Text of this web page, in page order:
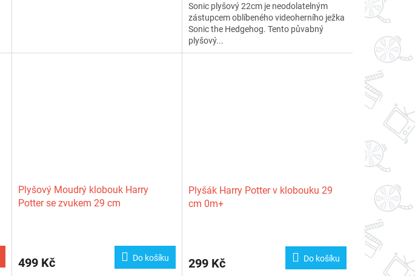
Sonic plyšový 22cm je neodolatelným
zástupcem oblíbeného videoherního ježka
Sonic the Hedgehog. Tento půvabný
plyšový...
Plyšový Moudrý klobouk Harry
Potter se zvukem 29 cm
499 Kč Do košíku
Plyšák Harry Potter v klobouku 29
cm 0m+
299 Kč Do košíku